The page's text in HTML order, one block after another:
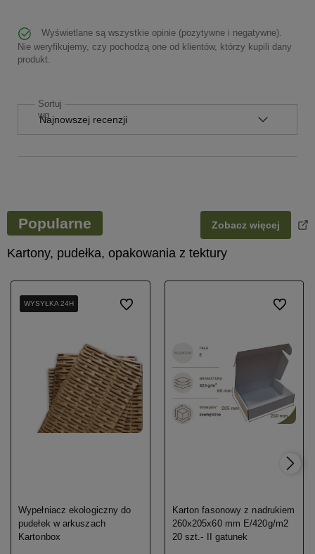
Wyświetlane są wszystkie opinie (pozytywne i negatywne).
Nie weryfikujemy, czy pochodzą one od klientów, którzy kupili dany
produkt.
Sortuj
wg
Popularne Zobacz więcej
Kartony, pudełka, opakowania z tektury
WYSYŁKA 24H
WYSYŁKA 24H
WYSYŁKA 24H
Wypełniacz ekologiczny do
pudełek w arkuszach
Kartonbox
Do ulubionych
Karton fasonowy z nadrukiem
260x205x60 mm E/420g/m2
20 szt.- II gatunek
Do